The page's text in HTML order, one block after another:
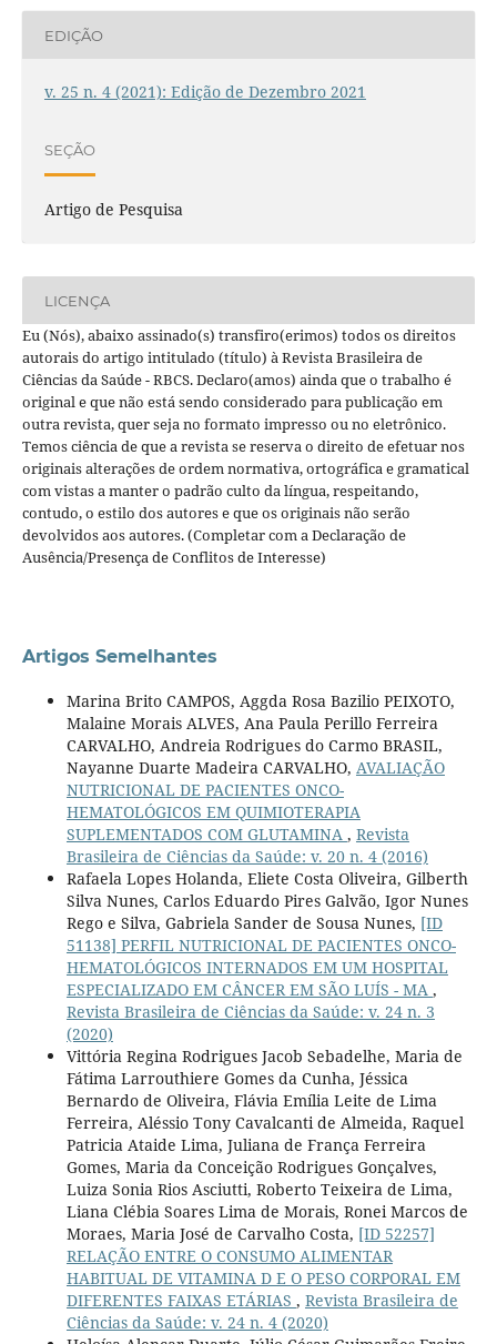
EDIÇÃO
v. 25 n. 4 (2021): Edição de Dezembro 2021
SEÇÃO
Artigo de Pesquisa
LICENÇA
Eu (Nós), abaixo assinado(s) transfiro(erimos) todos os direitos
autorais do artigo intitulado (título) à Revista Brasileira de
Ciências da Saúde - RBCS. Declaro(amos) ainda que o trabalho é
original e que não está sendo considerado para publicação em
outra revista, quer seja no formato impresso ou no eletrônico.
Temos ciência de que a revista se reserva o direito de efetuar nos
originais alterações de ordem normativa, ortográfica e gramatical
com vistas a manter o padrão culto da língua, respeitando,
contudo, o estilo dos autores e que os originais não serão
devolvidos aos autores. (Completar com a Declaração de
Ausência/Presença de Conflitos de Interesse)
Artigos Semelhantes
Marina Brito CAMPOS, Aggda Rosa Bazilio PEIXOTO,
Malaine Morais ALVES, Ana Paula Perillo Ferreira
CARVALHO, Andreia Rodrigues do Carmo BRASIL,
Nayanne Duarte Madeira CARVALHO, AVALIAÇÃO
NUTRICIONAL DE PACIENTES ONCO-
HEMATOLÓGICOS EM QUIMIOTERAPIA
SUPLEMENTADOS COM GLUTAMINA , Revista
Brasileira de Ciências da Saúde: v. 20 n. 4 (2016)
Rafaela Lopes Holanda, Eliete Costa Oliveira, Gilberth
Silva Nunes, Carlos Eduardo Pires Galvão, Igor Nunes
Rego e Silva, Gabriela Sander de Sousa Nunes, [ID
51138] PERFIL NUTRICIONAL DE PACIENTES ONCO-
HEMATOLÓGICOS INTERNADOS EM UM HOSPITAL
ESPECIALIZADO EM CÂNCER EM SÃO LUÍS - MA ,
Revista Brasileira de Ciências da Saúde: v. 24 n. 3
(2020)
Vittória Regina Rodrigues Jacob Sebadelhe, Maria de
Fátima Larrouthiere Gomes da Cunha, Jéssica
Bernardo de Oliveira, Flávia Emília Leite de Lima
Ferreira, Aléssio Tony Cavalcanti de Almeida, Raquel
Patricia Ataide Lima, Juliana de França Ferreira
Gomes, Maria da Conceição Rodrigues Gonçalves,
Luiza Sonia Rios Asciutti, Roberto Teixeira de Lima,
Liana Clébia Soares Lima de Morais, Ronei Marcos de
Moraes, Maria José de Carvalho Costa, [ID 52257]
RELAÇÃO ENTRE O CONSUMO ALIMENTAR
HABITUAL DE VITAMINA D E O PESO CORPORAL EM
DIFERENTES FAIXAS ETÁRIAS , Revista Brasileira de
Ciências da Saúde: v. 24 n. 4 (2020)